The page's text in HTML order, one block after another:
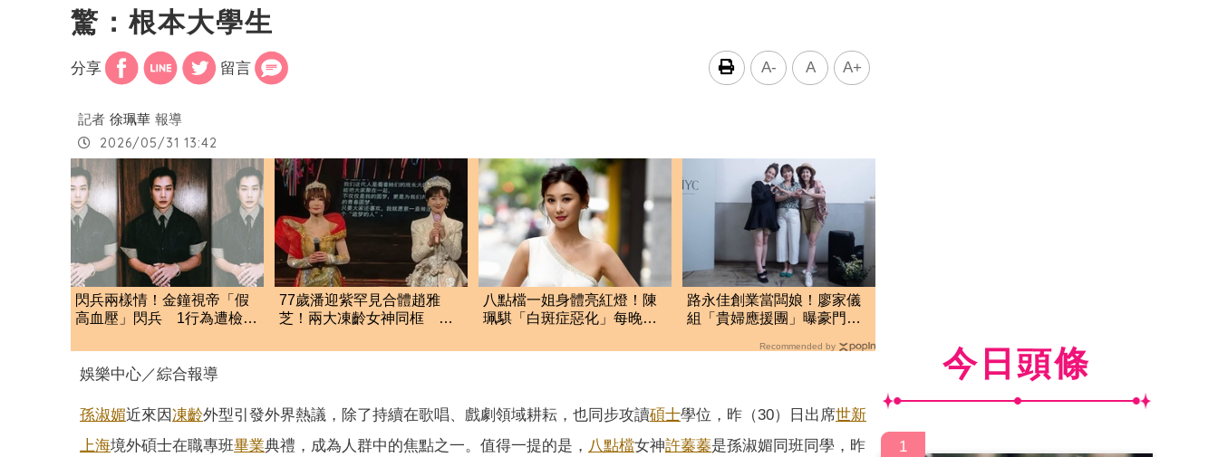
驚：根本大學生
分享 留言 A- A A+
記者 徐珮華 報導
2026/05/31 13:42
閃兵兩樣情！金鐘視帝「假
高血壓」閃兵 1行為遭檢求
77歲潘迎紫罕見合體趙雅
芝！兩大凍齡女神同框 網
八點檔一姐身體亮紅燈！陳
珮騏「白斑症惡化」每晚發
路永佳創業當闆娘！廖家儀
組「貴婦應援團」曝豪門秘
Recommended by
娛樂中心／綜合報導
孫淑媚近來因凍齡外型引發外界熱議，除了持續在歌唱、戲劇領域耕耘，也同步攻讀碩士學位，昨（30）日出席世新
上海境外碩士在職專班畢業典禮，成為人群中的焦點之一。值得一提的是， 八點檔女神許蓁蓁是孫淑媚同班同學，昨
今日頭條
1